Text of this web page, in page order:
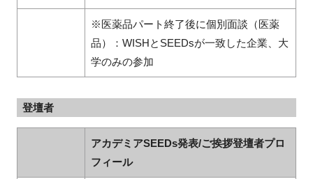
※医薬品パート終了後に個別面談（医薬
品）：WISHとSEEDsが一致した企業、大
学のみの参加
登壇者
アカデミアSEEDs発表/ご挨拶登壇者プロ
フィール